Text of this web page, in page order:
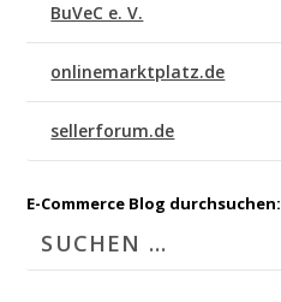
BuVeC e. V.
onlinemarktplatz.de
sellerforum.de
E-Commerce Blog durchsuchen: